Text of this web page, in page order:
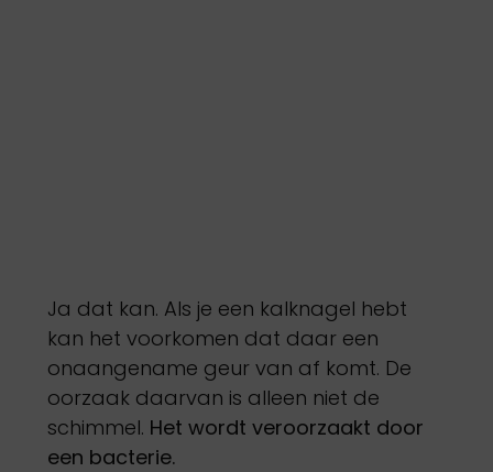
Ja dat kan. Als je een kalknagel hebt
kan het voorkomen dat daar een
onaangename geur van af komt. De
oorzaak daarvan is alleen niet de
schimmel. Het wordt veroorzaakt door
een bacterie.